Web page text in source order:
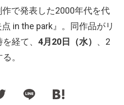
作で発表した2000年代を代
in the park』。同作品がリ
経て、 4月20日（水） 、2
。